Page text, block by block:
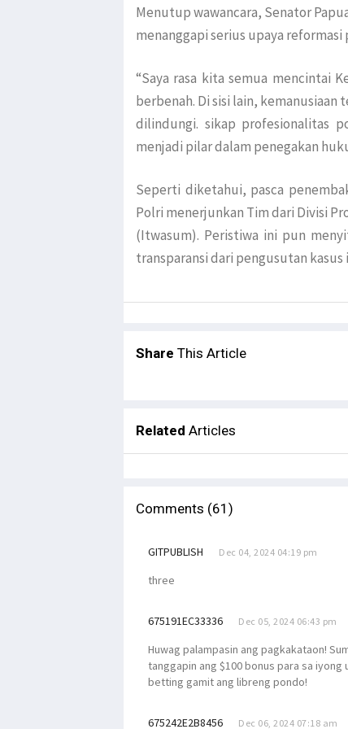
Menutup wawancara, Senator
menanggapi serius upaya
“Saya rasa kita semua mencintai
berbenah. Di sisi lain, kemanusiaan
dilindungi. sikap profesionalitas
menjadi pilar dalam penegakan
Seperti diketahui, pasca
Polri menerjunkan Tim dari Divisi
(Itwasum). Peristiwa ini pun
transparansi dari pengusutan kasus
Share This Article
Related Articles
Comments (61)
GITPUBLISH Dec 04, 2024 04:19 pm
three
675191EC33336 Dec 05, 2024 06:43 pm
Huwag palampasin ang pagkakataon!
tanggapin ang $100 bonus para sa
betting gamit ang libreng pondo!
675242E2B8456 Dec 06, 2024 07:18 am